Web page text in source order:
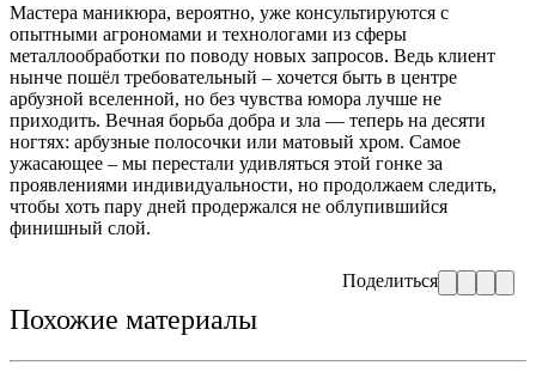
Мастера маникюра, вероятно, уже консультируются с
опытными агрономами и технологами из сферы
металлообработки по поводу новых запросов. Ведь клиент
нынче пошёл требовательный – хочется быть в центре
арбузной вселенной, но без чувства юмора лучше не
приходить. Вечная борьба добра и зла — теперь на десяти
ногтях: арбузные полосочки или матовый хром. Самое
ужасающее – мы перестали удивляться этой гонке за
проявлениями индивидуальности, но продолжаем следить,
чтобы хоть пару дней продержался не облупившийся
финишный слой.
Поделиться
Похожие материалы